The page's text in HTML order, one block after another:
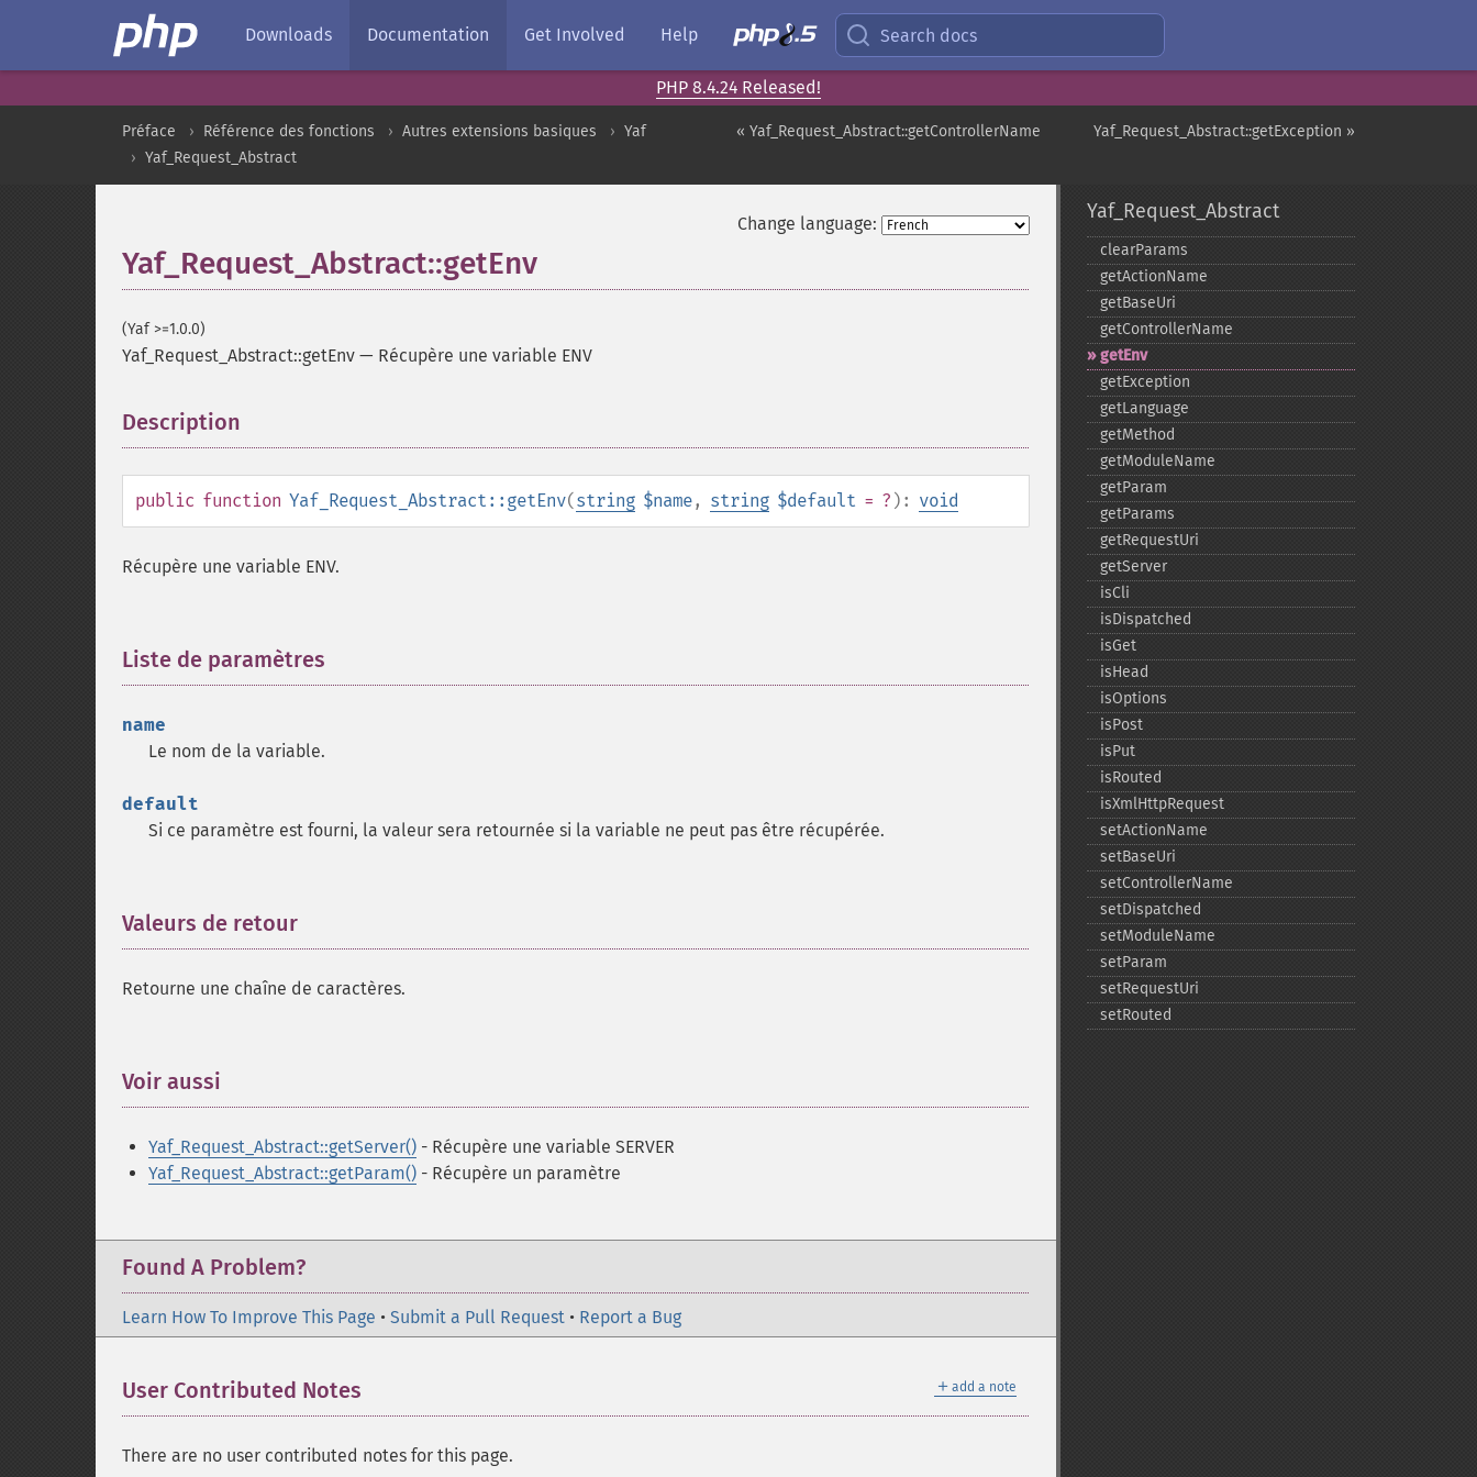
Downloads Documentation Get Involved Help Search docs
PHP 8.4.24 Released!
Yaf_Request_Abstract::getException »
« Yaf_Request_Abstract::getControllerName
Préface Référence des fonctions Autres extensions basiques
Yaf
Yaf_Request_Abstract
Change language:
Yaf_Request_Abstract::getEnv
(Yaf >=1.0.0)
Yaf_Request_Abstract::getEnv — Récupère une variable ENV
Description
public function Yaf_Request_Abstract::getEnv(string $name, string $default = ? ): void
Récupère une variable ENV.
Liste de paramètres
name
Le nom de la variable.
default
Si ce paramètre est fourni, la valeur sera retournée si la variable ne peut pas être récupérée.
Valeurs de retour
Retourne une chaîne de caractères.
Voir aussi
Yaf_Request_Abstract::getServer() - Récupère une variable SERVER
Yaf_Request_Abstract::getParam() - Récupère un paramètre
Found A Problem?
Learn How To Improve This Page • Submit a Pull Request • Report a Bug
＋ add a note
User Contributed Notes
There are no user contributed notes for this page.
Yaf_Request_Abstract
clearParams
getActionName
getBaseUri
getControllerName
getEnv
getException
getLanguage
getMethod
getModuleName
getParam
getParams
getRequestUri
getServer
isCli
isDispatched
isGet
isHead
isOptions
isPost
isPut
isRouted
isXmlHttpRequest
setActionName
setBaseUri
setControllerName
setDispatched
setModuleName
setParam
setRequestUri
setRouted